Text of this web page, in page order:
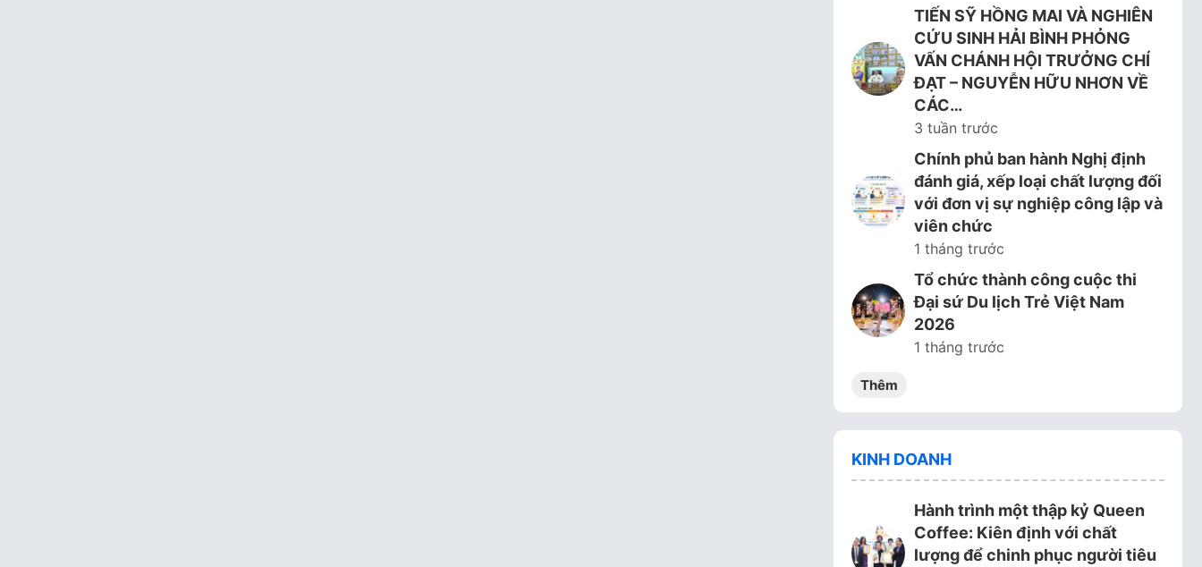
TIẾN SỸ HỒNG MAI VÀ NGHIÊN
CỨU SINH HẢI BÌNH PHỎNG
VẤN CHÁNH HỘI TRƯỞNG CHÍ
ĐẠT – NGUYỄN HỮU NHƠN VỀ
CÁC…
3 tuần trước
Chính phủ ban hành Nghị định
đánh giá, xếp loại chất lượng đối
với đơn vị sự nghiệp công lập và
viên chức
1 tháng trước
Tổ chức thành công cuộc thi
Đại sứ Du lịch Trẻ Việt Nam
2026
1 tháng trước
Thêm
KINH DOANH
Hành trình một thập kỷ Queen
Coffee: Kiên định với chất
lượng để chinh phục người tiêu